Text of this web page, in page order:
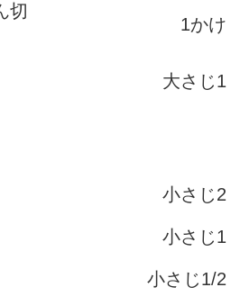
切
1かけ
大さじ1
小さじ2
小さじ1
小さじ1/2